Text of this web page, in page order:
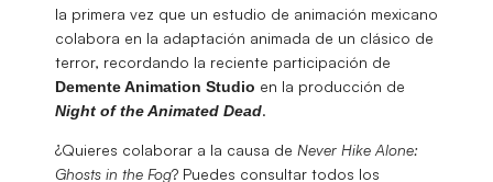
la primera vez que un estudio de animación mexicano
colabora en la adaptación animada de un clásico de
terror, recordando la reciente participación de
Demente Animation Studio en la producción de
Night of the Animated Dead.
¿Quieres colaborar a la causa de Never Hike Alone: ​​
Ghosts in the Fog? Puedes consultar todos los